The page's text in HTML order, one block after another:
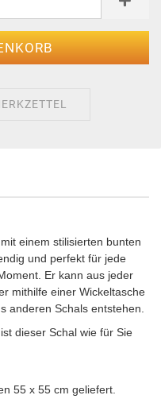
einem stilisierten bunten
und perfekt für jede
Er kann aus jeder
mithilfe einer Wickeltasche
anderen Schals entstehen.
dieser Schal wie für Sie
55 x 55 cm geliefert.